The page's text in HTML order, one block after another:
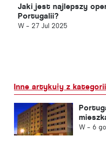
Jaki jest najlepszy
Portugalii?
W - 27 Jul 2025
Inne artykuły z kategorii
W - 6